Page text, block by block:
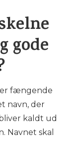
gode
er fængende
navn, der
kaldt ud
Navnet skal